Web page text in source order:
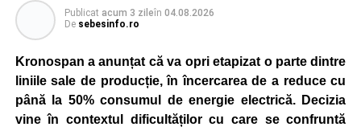
Publicat acum 3 zileîn 04.08.2026
De sebesinfo.ro
Kronospan a anunțat că va opri etapizat o parte dintre
liniile sale de producție, în încercarea de a reduce cu
până la 50% consumul de energie electrică. Decizia
vine în contextul dificultăților cu care se confruntă